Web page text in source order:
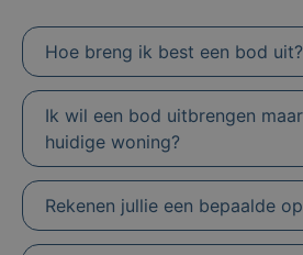
Hoe breng ik best een bod uit?
Ik wil een bod uitbrengen
huidige woning?
Rekenen jullie een bepaalde